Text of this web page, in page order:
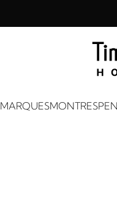
MARQUESMONTRES